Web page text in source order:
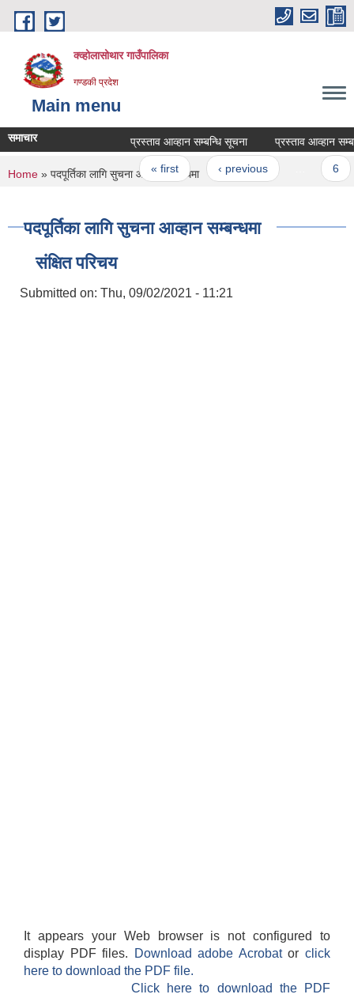
Skip to main content
क्व्होलासोथार गाउँपालिका
गण्डकी प्रदेश
Main menu
समाचार प्रस्ताव आव्हान सम्बन्धि सूचना प्रस्ताव आव्हान
Pages
« first ‹ previous
You are here
Home » पदपूर्तिका लागि सुचना आव्हान सम्बन्धमा
पदपूर्तिका लागि सुचना आव्हान सम्बन्धमा
संक्षित परिचय
Submitted on: Thu, 09/02/2021 - 11:21
It appears your Web browser is not configured to
display PDF files.
Download adobe Acrobatorclick
here to download the PDF file.
Click here to download the PDF